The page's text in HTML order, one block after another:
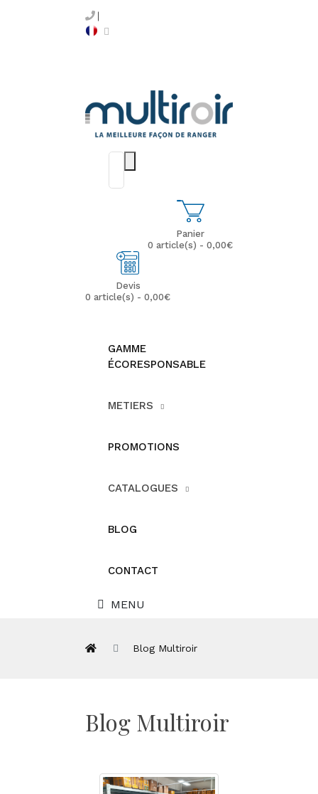
Panier
0 article(s) - 0,00€
Devis
0 article(s) - 0,00€
GAMME
ÉCORESPONSABLE
METIERS
PROMOTIONS
CATALOGUES
BLOG
CONTACT
MENU
Blog Multiroir
Blog Multiroir